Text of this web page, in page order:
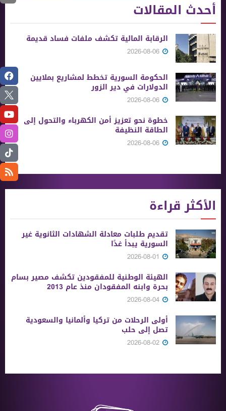
أحدث المقالات
الرقابة المالية تكشف ملفات فساد قديمة
الحكومة السورية تخطط لمشاريع بملايين
الدولارات في دير الزور
خطوة نحو تعزيز أمن الكهرباء والتحول إلى
الطاقة النظيفة
الأكثر قراءة
تقديم طلبات معادلة الشهادات الثانوية ‏غير
السورية يبدأ غدًا
الهيئة الوطنية للمفقودين تكشف مصير بسام
بحرة وابنه المفقودان منذ عام 2013
أولى الرحلات من ‏تركيا وألمانيا والسعودية
تصل إلى حلب